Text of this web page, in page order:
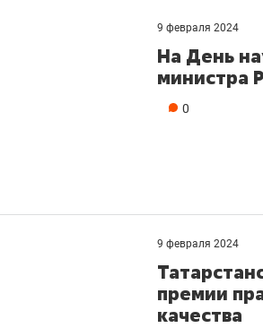
9 февраля 2024
На День
министра
0
9 февраля 2024
премии
качества